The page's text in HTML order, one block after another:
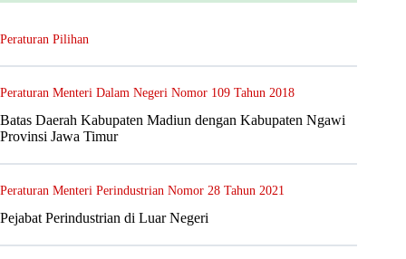
Peraturan Pilihan
Peraturan Menteri Dalam Negeri Nomor 109 Tahun 2018
Batas Daerah Kabupaten Madiun dengan Kabupaten Ngawi
Provinsi Jawa Timur
Peraturan Menteri Perindustrian Nomor 28 Tahun 2021
Pejabat Perindustrian di Luar Negeri